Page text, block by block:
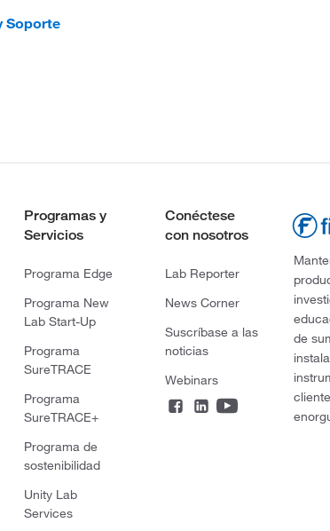
Soporte
Programas y
Servicios
Programa Edge
Programa New
Lab Start-Up
Programa
SureTRACE
Programa
SureTRACE+
Programa de
sostenibilidad
Unity Lab
Services
Conéctese
con nosotros
Lab Reporter
News Corner
Suscríbase a las
noticias
Webinars
de